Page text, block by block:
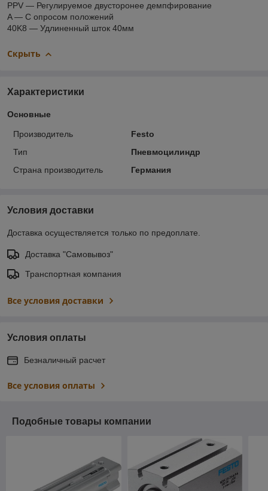
PPV ― Регулируемое двусторонее демпфирование
A ― С опросом положений
40K8 ― Удлиненный шток 40мм
Скрыть
Характеристики
Основные
Производитель
Festo
Тип
Пневмоцилиндр
Страна производитель
Германия
Условия доставки
Доставка осуществляется только по предоплате.
Доставка "Самовывоз"
Транспортная компания
Все условия доставки
Условия оплаты
Безналичный расчет
Все условия оплаты
Подобные товары компании